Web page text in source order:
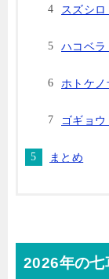
スズシロ
ハコベラ
ホトケノ
ゴギョウ
まとめ
2026年の七